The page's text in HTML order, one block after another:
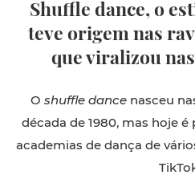
Shuffle dance, o
teve origem nas
que viralizou
O shuffle dancenasceu
década de 1980, mas hoje
academias de dança de